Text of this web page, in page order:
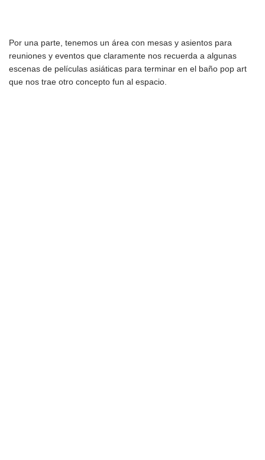
Por una parte, tenemos un área con mesas y asientos para
reuniones y eventos que claramente nos recuerda a algunas
escenas de películas asiáticas para terminar en el baño pop art
que nos trae otro concepto fun al espacio.